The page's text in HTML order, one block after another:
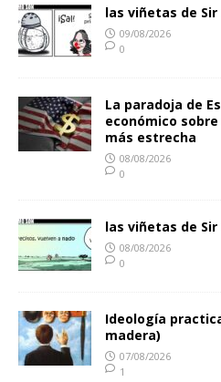
las viñetas de Sir
09/08/2026
0
La paradoja de
económico
más estrecha
08/08/2026
0
las viñetas de Sir
08/08/2026
0
Ideología
madera)
07/08/2026
1